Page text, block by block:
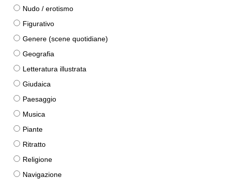
Nudo / erotismo
Figurativo
Genere (scene quotidiane)
Geografia
Letteratura illustrata
Giudaica
Paesaggio
Musica
Piante
Ritratto
Religione
Navigazione